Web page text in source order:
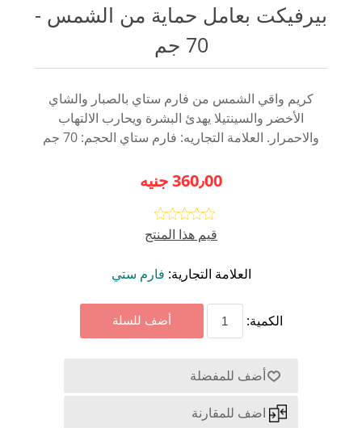
بيرفيكت بعامل حماية من الشمس -
70 جم
كريم واقي الشمس من فارم ستاي بالصبار والشاي
الأخضر والسينتيلا يهدئ البشرة ويحارب الالتهاب
والاحمرار. العلامة التجاريه: فارم ستاي الحجم: 70 جم
360٫00 جنيه
قيم هذا المنتج
العلامة التجارية: فارم ستي
الكمية: